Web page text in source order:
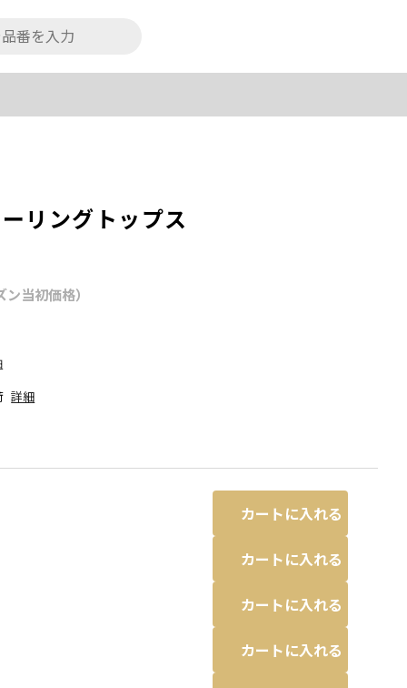
詳細
リングトップス
ン当初価格）
カートに入れる
カートに入れる
カートに入れる
カートに入れる